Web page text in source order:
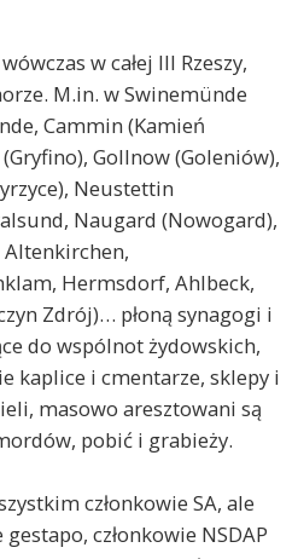
w całej III Rzeszy,
M.in. w Swinemünde
Cammin (Kamień
Gollnow (Goleniów),
Neustettin
Naugard (Nowogard),
Altenkirchen,
Hermsdorf, Ahlbeck,
Zdrój)… płoną synagogi i
do wspólnot żydowskich,
kaplice i cmentarze, sklepy i
masowo aresztowani są
pobić i grabieży.
członkowie SA, ale
członkowie NSDAP